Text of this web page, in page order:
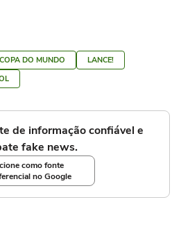
COPA DO MUNDO
LANCE!
de informação confiável e
fake news.
como fonte
no Google